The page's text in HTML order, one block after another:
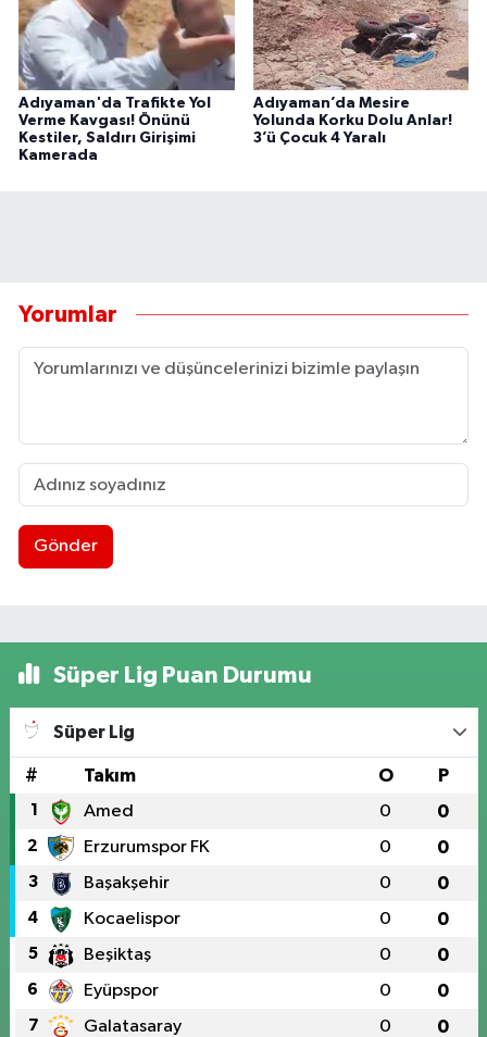
Adıyaman'da Trafikte Yol
Verme Kavgası! Önünü
Kestiler, Saldırı Girişimi
Kamerada
Adıyaman’da Mesire
Yolunda Korku Dolu Anlar!
3’ü Çocuk 4 Yaralı
Yorumlar
Gönder
Süper Lig Puan Durumu
Süper Lig
# Takım O P
1 Amed 0 0
2 Erzurumspor FK 0 0
3 Başakşehir 0 0
4 Kocaelispor 0 0
5 Beşiktaş 0 0
6 Eyüpspor 0 0
7 Galatasaray 0 0